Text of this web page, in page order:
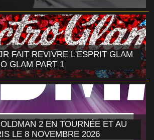
FAIT REVIVRE L'ESPRIT GLAM
GLAM PART 1
2 EN TOURNÉE ET AU
LE 8 NOVEMBRE 2026